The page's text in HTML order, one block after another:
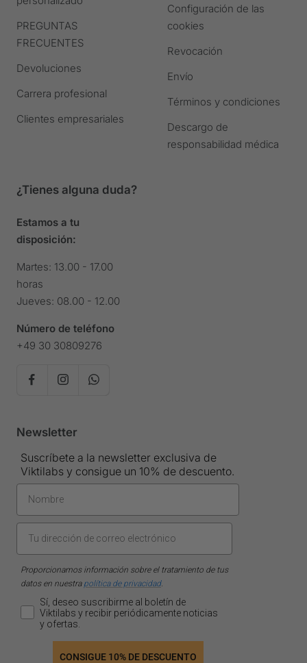
diapositiva
diapositiva
diapositiva
diapositiva
PREGUNTAS
FRECUENTES
Devoluciones
Carrera profesional
Clientes empresariales
Configuración de las
cookies
Revocación
Envío
Términos y condiciones
Descargo de
responsabilidad médica
¿Tienes alguna duda?
Estamos a tu
disposición:
Martes: 13.00 - 17.00
horas
Jueves: 08.00 - 12.00
Número de teléfono
+49 30 30809276
Newsletter
Suscríbete a la newsletter exclusiva de
Viktilabs y consigue un 10% de descuento.
Proporcionamos información sobre el tratamiento de tus
datos en nuestra política de privacidad.
Sí, deseo suscribirme al boletín de
Viktilabs y recibir periódicamente noticias
y ofertas.
CONSIGUE 10% DE DESCUENTO